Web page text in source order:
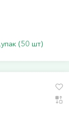
(50 шт)